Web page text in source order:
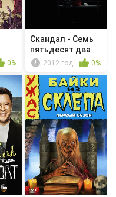
0%
Скандал - Семь
пятьдесят два
2012 год 0%